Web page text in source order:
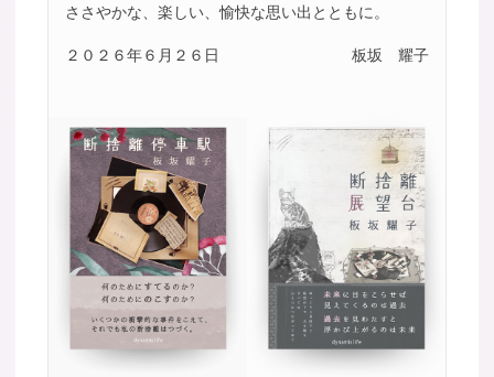
ささやかな、楽しい、愉快な思い出とともに。
２０２６年６月２６日 板坂 耀子